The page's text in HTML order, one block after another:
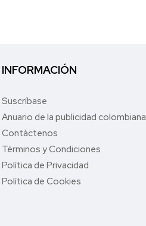
INFORMACIÓN
Suscríbase
Anuario de la publicidad colombiana
Contáctenos
Términos y Condiciones
Política de Privacidad
Política de Cookies